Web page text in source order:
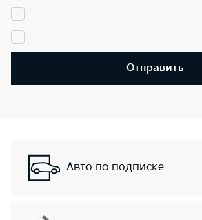
Отправить
Авто по подписке